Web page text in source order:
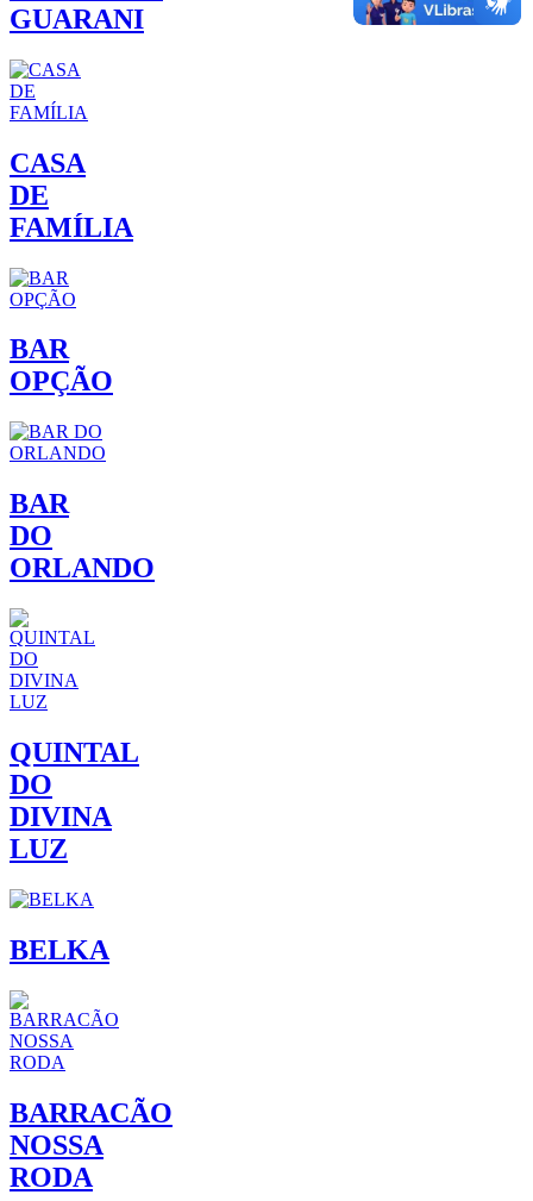
GUARANI
CASA
DE
FAMÍLIA
BAR
OPÇÃO
BAR
DO
ORLANDO
QUINTAL
DO
DIVINA
LUZ
BELKA
BARRACÃO
NOSSA
RODA